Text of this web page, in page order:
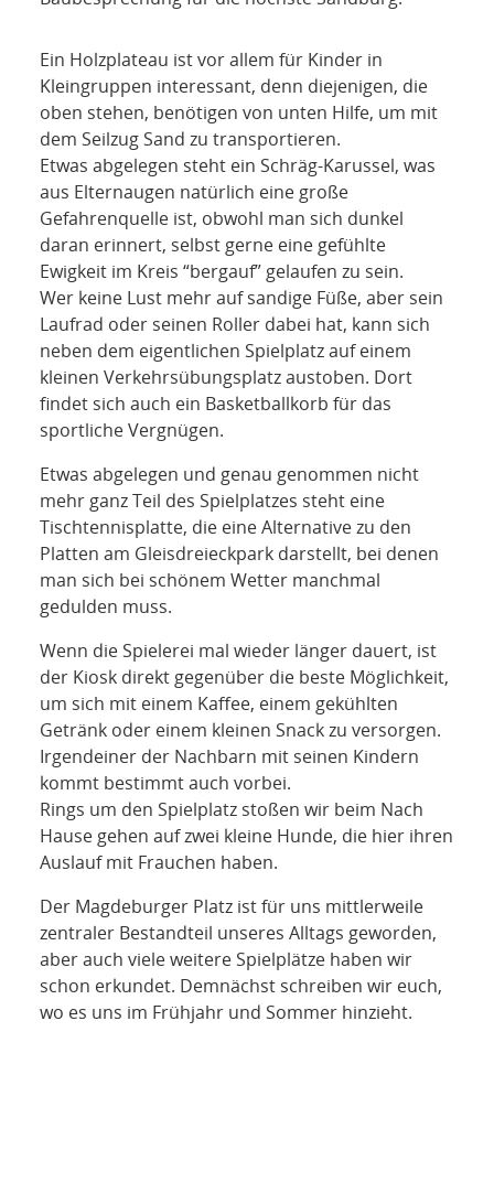
Ein Holzplateau ist vor allem für Kinder in
Kleingruppen interessant, denn diejenigen, die
oben stehen, benötigen von unten Hilfe, um mit
dem Seilzug Sand zu transportieren.
Etwas abgelegen steht ein Schräg-Karussel, was
aus Elternaugen natürlich eine große
Gefahrenquelle ist, obwohl man sich dunkel
daran erinnert, selbst gerne eine gefühlte
Ewigkeit im Kreis “bergauf” gelaufen zu sein.
Wer keine Lust mehr auf sandige Füße, aber sein
Laufrad oder seinen Roller dabei hat, kann sich
neben dem eigentlichen Spielplatz auf einem
kleinen Verkehrsübungsplatz austoben. Dort
findet sich auch ein Basketballkorb für das
sportliche Vergnügen.
Etwas abgelegen und genau genommen nicht
mehr ganz Teil des Spielplatzes steht eine
Tischtennisplatte, die eine Alternative zu den
Platten am Gleisdreieckpark darstellt, bei denen
man sich bei schönem Wetter manchmal
gedulden muss.
Wenn die Spielerei mal wieder länger dauert, ist
der Kiosk direkt gegenüber die beste Möglichkeit,
um sich mit einem Kaffee, einem gekühlten
Getränk oder einem kleinen Snack zu versorgen.
Irgendeiner der Nachbarn mit seinen Kindern
kommt bestimmt auch vorbei.
Rings um den Spielplatz stoßen wir beim Nach
Hause gehen auf zwei kleine Hunde, die hier ihren
Auslauf mit Frauchen haben.
Der Magdeburger Platz ist für uns mittlerweile
zentraler Bestandteil unseres Alltags geworden,
aber auch viele weitere Spielplätze haben wir
schon erkundet. Demnächst schreiben wir euch,
wo es uns im Frühjahr und Sommer hinzieht.